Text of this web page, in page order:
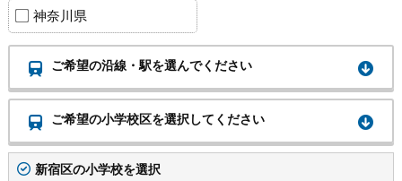
神奈川県
ご希望の沿線・駅を選んでください
ご希望の小学校区を選択してください
新宿区の小学校を選択